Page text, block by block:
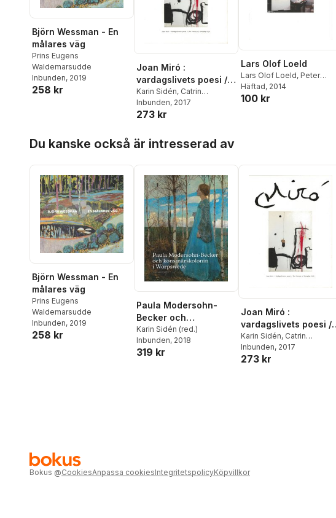
Björn Wessman - En
målares väg
Prins Eugens
Waldemarsudde
Inbunden, 2019
258 kr
Joan Miró :
vardagslivets poesi /
the poetry of everyday
life
Karin Sidén, Catrin
Lundeberg
Inbunden, 2017
273 kr
Lars Olof Loeld
Lars Olof Loeld, Peter
Cornell,Karin Sidén
Häftad, 2014
100 kr
Du kanske också är intresserad av
Björn Wessman - En
målares väg
Prins Eugens
Waldemarsudde
Inbunden, 2019
258 kr
Paula Modersohn-
Becker och
konstnärskolonin i
Worpswede
Karin Sidén (red.)
Inbunden, 2018
319 kr
Joan Miró :
vardagslivets poesi /
the poetry of everyday
life
Karin Sidén, Catrin
Lundeberg
Inbunden, 2017
273 kr
Bokus @CookiesAnpassa cookiesIntegritetspolicyKöpvillkor